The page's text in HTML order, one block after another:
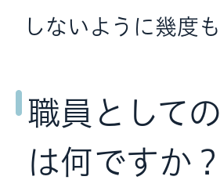
しないように幾度
職員として
は何ですか？